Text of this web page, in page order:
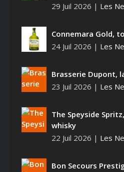
29 Juil 2026 | Les
Connemara Gold,
24 Juil 2026 | Les
Brasserie Dupont,
23 Juil 2026 | Les
The Speyside
whisky
22 Juil 2026 | Les
Bon Secours